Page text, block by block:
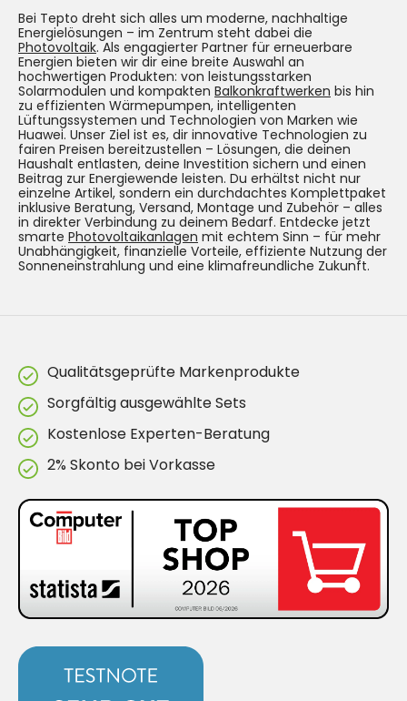
Bei Tepto dreht sich alles um moderne, nachhaltige
Energielösungen – im Zentrum steht dabei die
Photovoltaik. Als engagierter Partner für erneuerbare
Energien bieten wir dir eine breite Auswahl an
hochwertigen Produkten: von leistungsstarken
Solarmodulen und kompakten Balkonkraftwerken bis hin
zu effizienten Wärmepumpen, intelligenten
Lüftungssystemen und Technologien von Marken wie
Huawei. Unser Ziel ist es, dir innovative Technologien zu
fairen Preisen bereitzustellen – Lösungen, die deinen
Haushalt entlasten, deine Investition sichern und einen
Beitrag zur Energiewende leisten. Du erhältst nicht nur
einzelne Artikel, sondern ein durchdachtes Komplettpaket
inklusive Beratung, Versand, Montage und Zubehör – alles
in direkter Verbindung zu deinem Bedarf. Entdecke jetzt
smarte Photovoltaikanlagen mit echtem Sinn – für mehr
Unabhängigkeit, finanzielle Vorteile, effiziente Nutzung der
Sonneneinstrahlung und eine klimafreundliche Zukunft.
Qualitätsgeprüfte Markenprodukte
Sorgfältig ausgewählte Sets
Kostenlose Experten-Beratung
2% Skonto bei Vorkasse